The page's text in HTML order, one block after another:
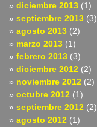
diciembre 2013 (1)
septiembre 2013 (3)
agosto 2013 (2)
marzo 2013 (1)
febrero 2013 (3)
diciembre 2012 (2)
noviembre 2012 (2)
octubre 2012 (1)
septiembre 2012 (2)
agosto 2012 (1)